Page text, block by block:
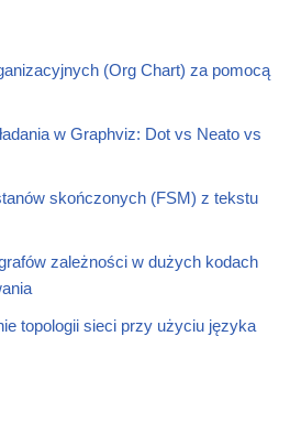
(Org Chart) za pomocą
w Graphviz: Dot vs Neato vs
skończonych (FSM) z tekstu
zależności w dużych kodach
topologii sieci przy użyciu języka